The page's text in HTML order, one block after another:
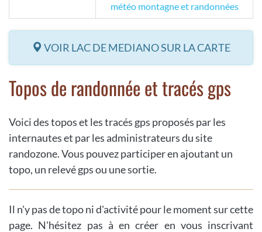
météo montagne et randonnées
VOIR LAC DE MEDIANO SUR LA CARTE
Topos de randonnée et tracés gps
Voici des topos et les tracés gps proposés par les
internautes et par les administrateurs du site
randozone. Vous pouvez participer en ajoutant un
topo, un relevé gps ou une sortie.
Il n'y pas de topo ni d'activité pour le moment sur cette
page. N'hésitez pas à en créer en vous inscrivant